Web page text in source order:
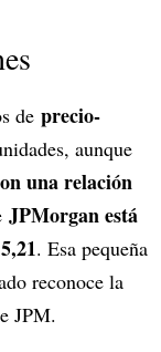
de precio-
aunque
una relación
JPMorgan está
. Esa pequeña
reconoce la
JPM.